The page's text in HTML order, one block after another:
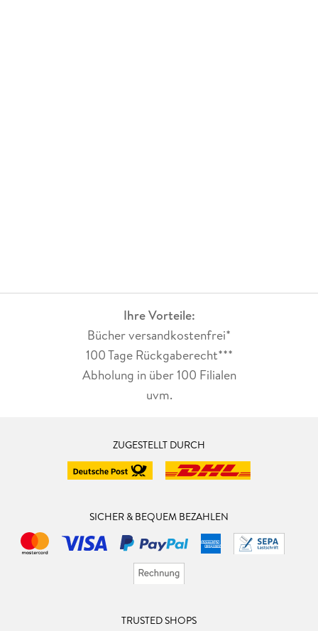
Ihre Vorteile:
Bücher versandkostenfrei*
100 Tage Rückgaberecht***
Abholung in über 100 Filialen
uvm.
ZUGESTELLT DURCH
SICHER & BEQUEM BEZAHLEN
TRUSTED SHOPS